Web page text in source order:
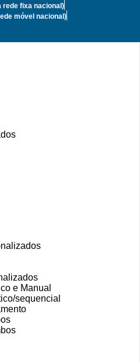
rede fixa nacional)
móvel nacional)
e Manual
sequencial